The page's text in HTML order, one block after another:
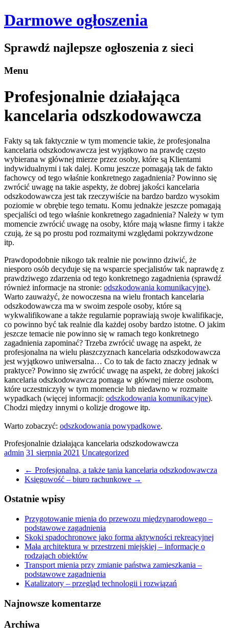
Darmowe ogłoszenia
Sprawdź najlepsze ogłoszenia z sieci
Menu
Profesjonalnie działająca
kancelaria odszkodowawcza
Fakty są tak faktycznie w tym momencie takie, że profesjonalna
kancelaria odszkodowawcza jest wyjątkowo na prawdę często
wybierana w głównej mierze przez osoby, które są Klientami
indywidualnymi i tak dalej. Komu jeszcze pomagają tak de fakto
fachowcy od tego właśnie konkretnego zagadnienia? Powinno się
zwrócić uwagę na takie aspekty, że dobrej jakości kancelaria
odszkodowawcza jest tak rzeczywiście na bardzo bardzo wysokim
poziomie w obrębie tego tematu. Komu jednakże jeszcze pomagają
specjaliści od tego właśnie konkretnego zagadnienia? Należy w tym
momencie zwrócić uwagę na osoby, które mają własne firmy i także
czują, że są po prostu pod rozmaitymi względami pokrzywdzone
itp.
Prawdopodobnie nikogo tak realnie nie powinno dziwić, że
niesporo osób decyduje się na wsparcie specjalistów tak naprawdę z
prawdziwego zdarzenia od tego konkretnego zagadnienia (sprawdź
również informacje na stronie: odszkodowania komunikacyjne).
Warto zauważyć, że nowoczesna na wielu frontach kancelaria
odszkodowawcza ma w swoim zespole osoby, które są
wykwalifikowane a także regularnie poprawiają swoje kwalifikacje,
co powinno być tak realnie dla każdej osoby bardzo istotne. O jakim
jeszcze temacie nie powinno się w ramach tego konkretnego
zagadnienia zapominać? Trzeba zwrócić uwagę na aspekt, że
profesjonalna na wielu płaszczyznach kancelaria odszkodowawcza
jest wyjątkowo uniwersalna… Co to tak de facto znaczy jednak w
praktyce? Powinno się zwrócić uwagę na aspekt, że dobrej jakości
kancelaria odszkodowawcza pomaga w głównej mierze osobom,
które uczestniczyły w tym momencie lub niedawno w rozmaite
wypadkach (więcej informacji: odszkodowania komunikacyjne).
Chodzi między innymi o kolizje drogowe itp.
Warto zobaczyć: odszkodowania powypadkowe.
Profesjonalnie działająca kancelaria odszkodowawcza
admin 31 sierpnia 2021 Uncategorized
← Profesjonalna, a także tania kancelaria odszkodowawcza
Księgowość – biuro rachunkowe →
Ostatnie wpisy
Przygotowanie mienia do przewozu międzynarodowego –
podstawowe zagadnienia
Skoki spadochronowe jako forma aktywności rekreacyjnej
Mała architektura w przestrzeni miejskiej – informacje o
rodzajach obiektów
Transport mienia przy zmianie państwa zamieszkania –
podstawowe zagadnienia
Katalizatory – przegląd technologii i rozwiązań
Najnowsze komentarze
Archiwa